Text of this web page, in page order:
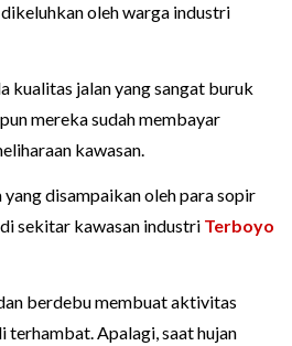
oleh warga industri
kualitas jalan yang sangat buruk
mereka sudah membayar
kawasan.
yang disampaikan oleh para sopir
sekitar kawasan industri Terboyo
berdebu membuat aktivitas
Apalagi, saat hujan